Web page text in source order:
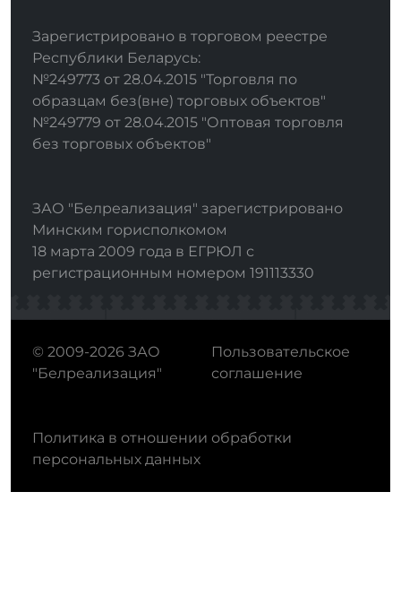
Зарегистрировано в торговом реестре
Республики Беларусь:
№249773 от 28.04.2015 "Торговля по
образцам без(вне) торговых объектов"
№249779 от 28.04.2015 "Оптовая торговля
без торговых объектов"
ЗАО "Белреализация" зарегистрировано
Минским горисполкомом
18 марта 2009 года в ЕГРЮЛ с
регистрационным номером 191113330
© 2009-2026 ЗАО
"Белреализация"
Пользовательское
соглашение
Политика в отношении обработки
персональных данных